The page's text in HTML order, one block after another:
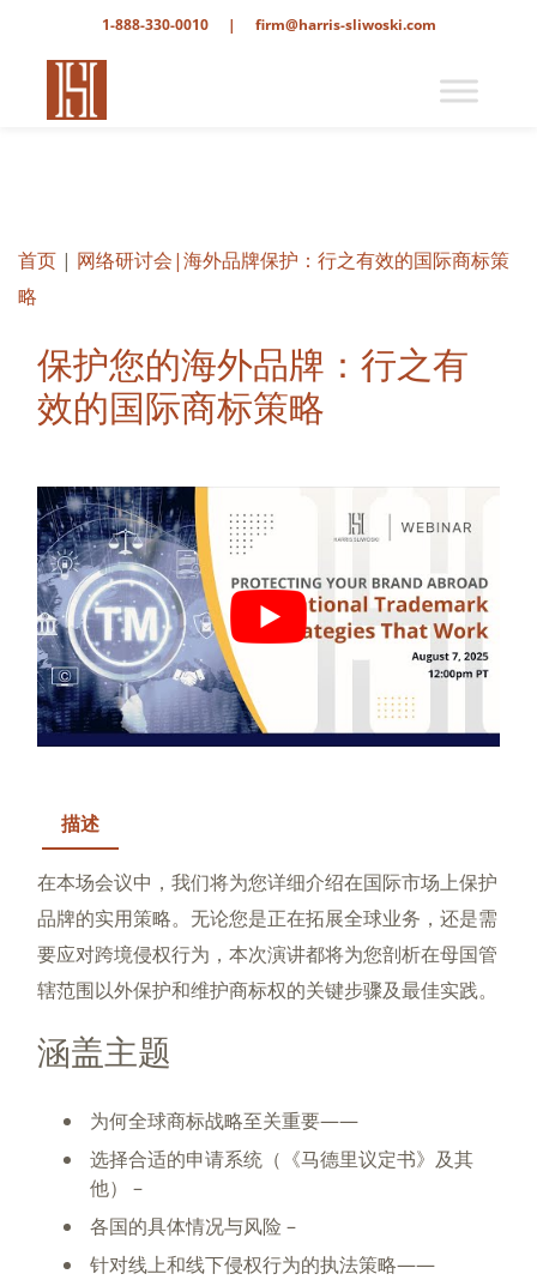
1-888-330-0010 | firm@harris-sliwoski.com
首页 | 网络研讨会|海外品牌保护：行之有效的国际商标策
略
保护您的海外品牌：行之有
效的国际商标策略
描述
在本场会议中，我们将为您详细介绍在国际市场上保护
品牌的实用策略。无论您是正在拓展全球业务，还是需
要应对跨境侵权行为，本次演讲都将为您剖析在母国管
辖范围以外保护和维护商标权的关键步骤及最佳实践。
涵盖主题
为何全球商标战略至关重要——
选择合适的申请系统（《马德里议定书》及其
他） –
各国的具体情况与风险 –
针对线上和线下侵权行为的执法策略——